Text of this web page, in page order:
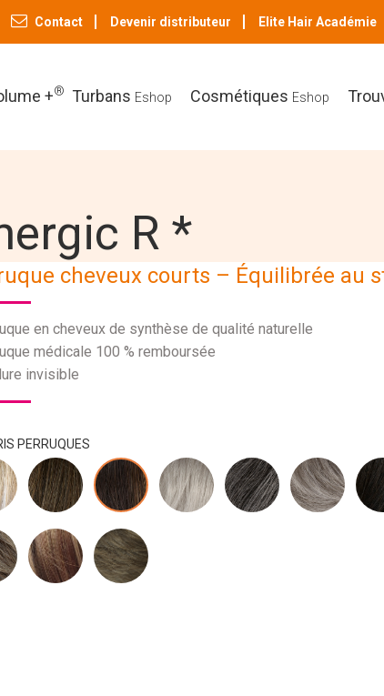
Contact Devenir distributeur Elite Hair Académie
+® Turbans Eshop Cosmétiques Eshop
R *
cheveux courts – Équilibrée au
en cheveux de synthèse de qualité naturelle
médicale 100 % remboursée
invisible
PERRUQUES